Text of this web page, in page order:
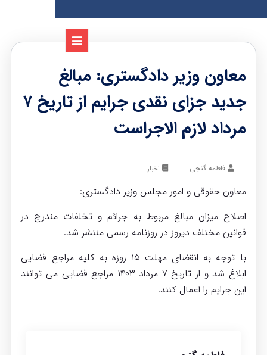
معاون وزیر دادگستری: مبالغ
جدید جزای نقدی جرایم از تاریخ ۷
مرداد لازم الاجراست
فاطمه گنجی اخبار
معاون حقوقی و امور مجلس وزیر دادگستری:
اصلاح میزان مبالغ مربوط‌ به جرائم و تخلفات مندرج در
قوانین مختلف دیروز در روزنامه رسمی منتشر شد.
با توجه به انقضای مهلت ۱۵ روزه به کلیه مراجع قضایی
ابلاغ شد و از تاریخ ۷ مرداد ۱۴۰۳ مراجع قضایی می توانند
این جرایم را اعمال کنند.